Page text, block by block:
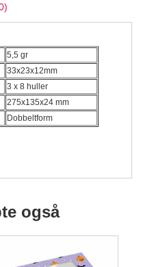
5,5 gr
33x23x12mm
3 x 8 huller
275x135x24 mm
Dobbeltform
også